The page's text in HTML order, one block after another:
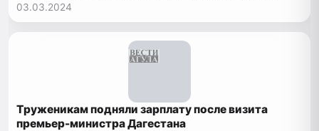
03.03.2024
Труженикам подняли зарплату после визита
премьер-министра Дагестана